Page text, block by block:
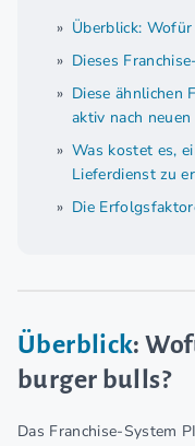
Überblick:
Dieses
Diese ähnlichen
aktiv nach
Was kostet es,
Lieferdienst zu
Die
Überblick:
burger bulls?
Das Franchise-System